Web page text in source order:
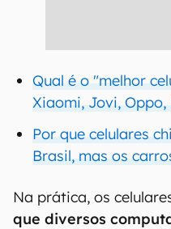
Qual é o "melhor
Xiaomi, Jovi,
Por que celulares
Brasil, mas os
Na prática, os
que diversos